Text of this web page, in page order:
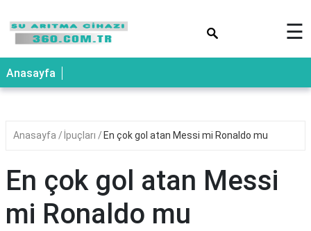
☰
Anasayfa
Anasayfa İpuçları En çok gol atan Messi mi Ronaldo mu
En çok gol atan Messi
mi Ronaldo mu